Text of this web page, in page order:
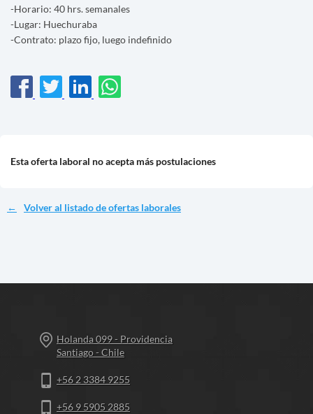
-Horario: 40 hrs. semanales
-Lugar: Huechuraba
-Contrato: plazo fijo, luego indefinido
Esta oferta laboral no acepta más postulaciones
Volver al listado de ofertas laborales
Holanda 099 - Providencia
Santiago - Chile
+56 2 3384 9255
+56 9 5905 2885